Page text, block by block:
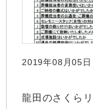
2019年08月05日
龍田のさくら